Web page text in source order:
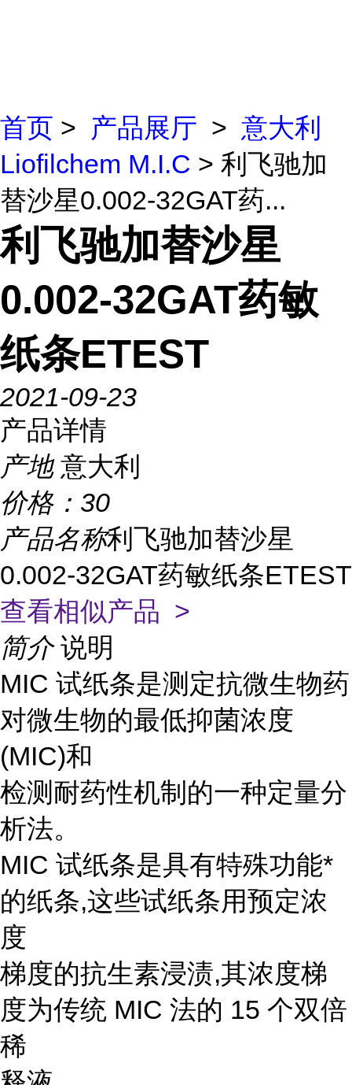
首页 > 产品展厅 > 意大利
Liofilchem M.I.C > 利飞驰加
替沙星0.002-32GAT药...
利飞驰加替沙星
0.002-32GAT药敏
纸条ETEST
2021-09-23
产品详情
产地 意大利
价格： 30
产品名称利飞驰加替沙星
0.002-32GAT药敏纸条ETEST
查看相似产品 >
简介 说明
MIC 试纸条是测定抗微生物药
对微生物的最低抑菌浓度
(MIC)和
检测耐药性机制的一种定量分
析法。
MIC 试纸条是具有特殊功能*
的纸条,这些试纸条用预定浓
度
梯度的抗生素浸渍,其浓度梯
度为传统 MIC 法的 15 个双倍
稀